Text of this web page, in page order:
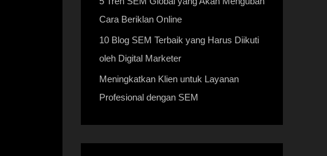
Cara Beriklan Online
10 Blog SEM Terbaik yang Harus Diikuti
oleh Digital Marketer
Meningkatkan Klien untuk Layanan
Profesional dengan SEM